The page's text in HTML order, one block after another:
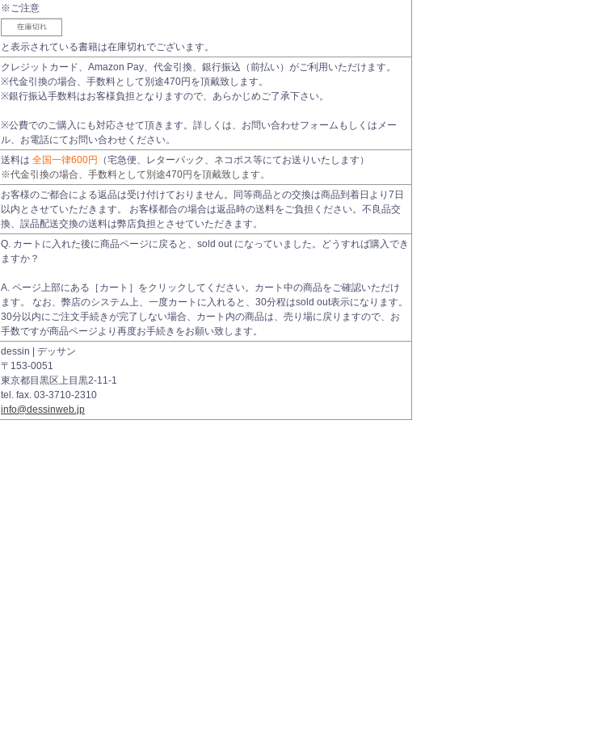
※ご注意
と表示されている書籍は在庫切れでございます。
クレジットカード、Amazon Pay、代金引換、銀行振込（前払い）がご利用いただけます。
※代金引換の場合、手数料として別途470円を頂戴致します。
※銀行振込手数料はお客様負担となりますので、あらかじめご了承下さい。
※公費でのご購入にも対応させて頂きます。詳しくは、お問い合わせフォームもしくはメー
ル、お電話にてお問い合わせください。
送料は 全国一律600円
（宅急便、レターパック、ネコポス等にてお送りいたします）
※代金引換の場合、手数料として別途470円を頂戴致します。
お客様のご都合による返品は受け付けておりません。同等商品との交換は商品到着日より7日
以内とさせていただきます。 お客様都合の場合は返品時の送料をご負担ください。不良品交
換、誤品配送交換の送料は弊店負担とさせていただきます。
Q. カートに入れた後に商品ページに戻ると、sold out になっていました。どうすれば購入でき
ますか？
A. ページ上部にある［カート］をクリックしてください。カート中の商品をご確認いただけ
ます。 なお、弊店のシステム上、一度カートに入れると、30分程はsold out表示になります。
30分以内にご注文手続きが完了しない場合、カート内の商品は、売り場に戻りますので、お
手数ですが商品ページより再度お手続きをお願い致します。
dessin | デッサン
〒153-0051
東京都目黒区上目黒2-11-1
tel. fax. 03-3710-2310
info@dessinweb.jp